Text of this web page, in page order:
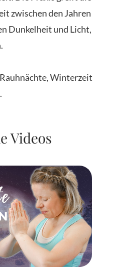
zwischen den Jahren
Dunkelheit und Licht,
Winterzeit
Videos